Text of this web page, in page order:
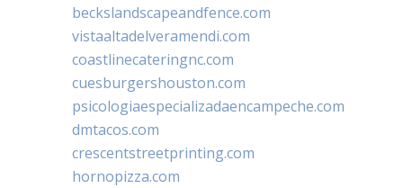
beckslandscapeandfence.com
vistaaltadelveramendi.com
coastlinecateringnc.com
cuesburgershouston.com
psicologiaespecializadaencampeche.com
dmtacos.com
crescentstreetprinting.com
hornopizza.com